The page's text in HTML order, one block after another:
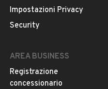
Impostazioni Privacy
Security
AREA BUSINESS
Registrazione
concessionario